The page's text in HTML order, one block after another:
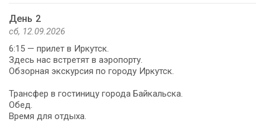
День 2
сб, 12.09.2026
6:15 — прилет в Иркутск.
Здесь нас встретят в аэропорту.
Обзорная экскурсия по городу Иркутск.
Трансфер в гостиницу города Байкальска.
Обед.
Время для отдыха.